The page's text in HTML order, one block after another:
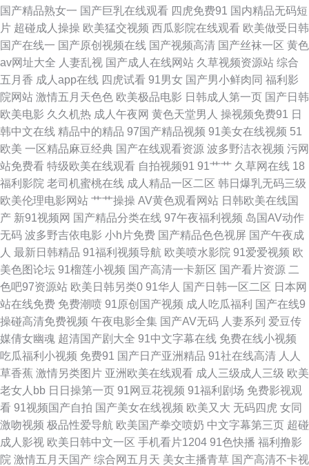
碰碰中文 91欧日 五月丁香婷婷成人 欧美人妖乱搞 精品久热 国产精品视频久
久 超碰操逼网 97美女在线视频 影音先锋伪娘 亚洲成人AV贴图 日本影院 久
草国产精品视频 成人网片第一页 超碰碰小说97 91社一区二区 午夜性爱剧场
日本丝袜足交 久久资源福利站 亚洲九九 日本一本本兔费区 老熟女做爱一区
国产操美女 黄色仓库看片 成人性爱午夜剧场 91网址在线视频 午夜免费大片
欧日美粗 欧美国产专区 久草亭亭 国产第一页影院 肏逼导航 91豆花精品 在
线国产啪 五月花丁香网 人妻精品系列 九一大神原创 成人五月天社区 91熟女
爱爱 国产色A 福利91视频 wwwcn色 91视频国产网址 99超碰日本 91蜜臀中
文字幕 午夜成人 日本黄123区 欧美美女性爱网站 午夜激情导航 日本中文字
幕A片 久热青草 国产做受高潮豆麻 国产精品第十页 成人视频最新官网 超碰
在线奸海角 91人妻网 伊人大香蕉伊人 日韩免费毛片 老司机午夜精品 黑丝美
女后入观看 国产宾馆美女在线 超碰91操 97人人草人人爱 影音先锋AV女优
熟女91 欧美久久草在线 黄色网址国产偷 人人操免费 久久丁香网 福利社五月
国产精品熟女一 国产巨乳在线观看 四虎免费91 国内精品无码短
片 超碰成人操操 欧美猛交视频 西瓜影院在线观看 欧美做受日韩
国产在线一 国产原创视频在线 国产视频高清 国产丝袜一区 黄色
av网址大全 人妻乱视 国产成人在线网站 久草视频资源站 综合
五月香 成人app在线 四虎试看 91男女 国产男小鲜肉同 福利影
院网站 激情五月天色色 欧美极品电影 日韩成人第一页 国产日韩
欧美电影 久久机热 成人午夜网 黄色天堂男人 操视频免费91 日
韩中文在线 精品中的精品 97国产精品视频 91美女在线视频 51
欧美 一区精品麻豆经典 国产在线观看资源 波多野洁衣视频 污网
站免费看 特级欧美在线观看 自拍视频91 91艹艹 久草网在线 18
福利影院 老司机蜜桃在线 成人精品一区二区 韩日爆乳无码三级
欧美伦理电影网站 艹艹操操 AV黄色观看网站 日韩欧美在线国
产 新91视频网 国产精品分类在线 97午夜福利视频 岛国AV动作
无码 波多野吉依电影 小h片免费 国产精品色色视屏 国产午夜成
人 最新日韩精品 91福利视频导航 欧美喷水影院 91爱爱视频 欧
美色图论坛 91榴莲小视频 国产高清一卡新区 国产看片资源 二
色吧97资源站 欧美日韩另类0 91华人 国产日韩一区二区 日本网
站在线免费 免费潮喷 91原创国产视频 成人吃瓜福利 国产在线9
操碰高清免费视频 午夜电影全集 国产AV无码 人妻系列 爱豆传
媒倩女幽魂 超清国产剧大全 91中文字幕在线 免费在线小视频
吃瓜福利小视频 免费91 国产日产亚洲精品 91社在线高清 人人
草香蕉 激情另类图片 亚洲欧美在线观看 成人三级成人三级 欧美
老女人bb 日日操第一页 91网豆花视频 91福利剧场 免费影视观
看 91视频国产自拍 国产美女在线视频 欧美又大 无码四虎 女同
激吻视频 极品性爱导航 欧美国产拳交喷奶 中文字幕第三页 超碰
成人影视 欧美日韩中文一区 手机看片1204 91色快播 福利撸影
院 激情五月天国产 综合网五月天 美女主播青草 国产高清不卡视